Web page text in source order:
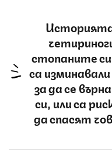
Историята
стопаните
са
за да се
си, или са
да спасят